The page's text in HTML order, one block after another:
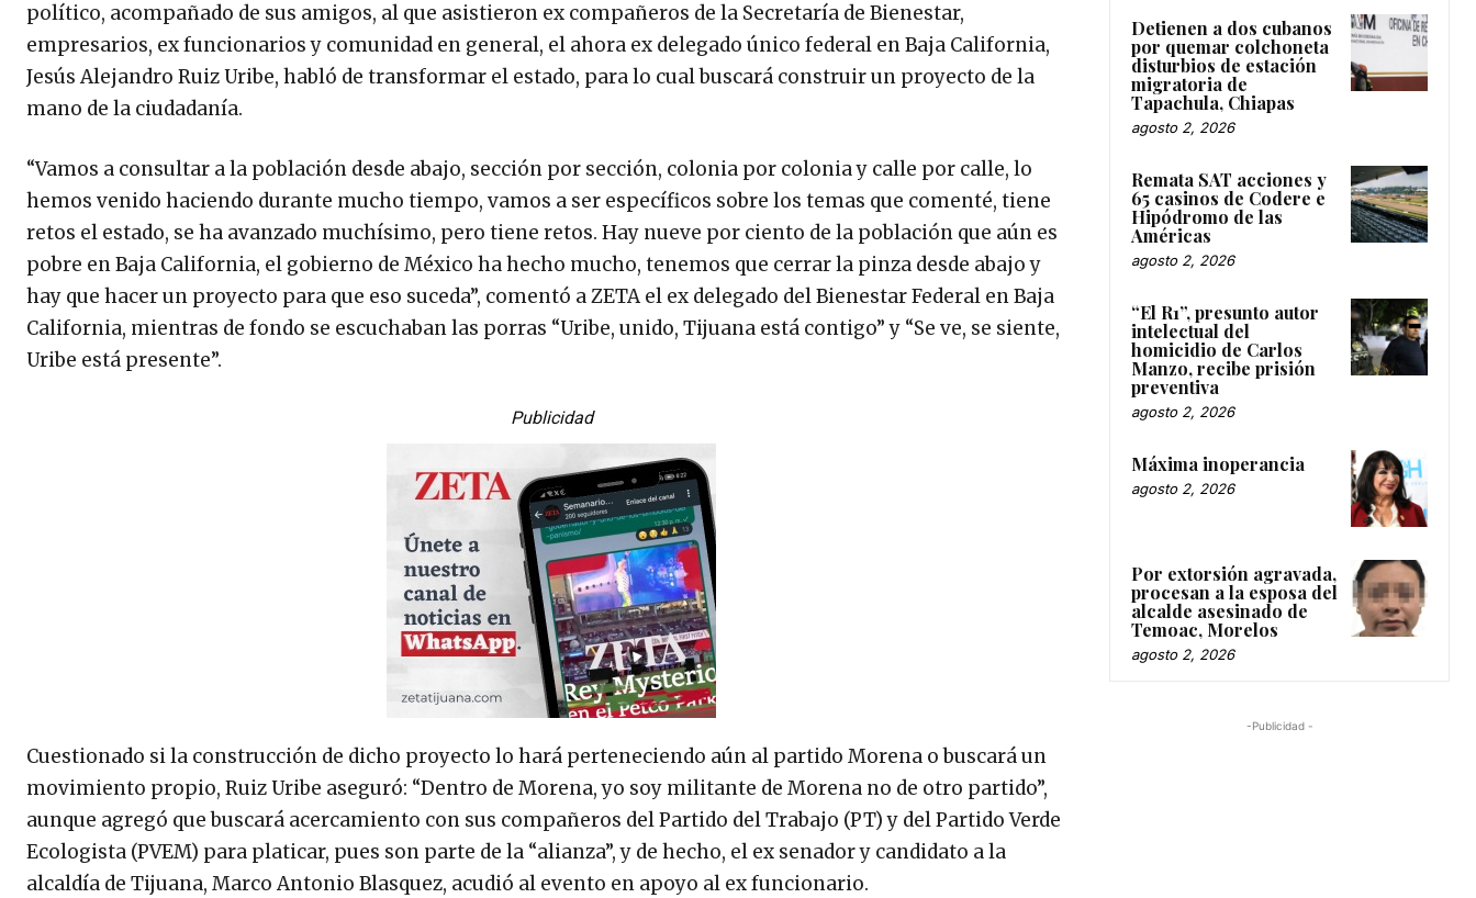
político, acompañado de sus amigos, al que asistieron ex compañeros de la Secretaría de Bienestar,
empresarios, ex funcionarios y comunidad en general, el ahora ex delegado único federal en Baja California,
Jesús Alejandro Ruiz Uribe, habló de transformar el estado, para lo cual buscará construir un proyecto de la
mano de la ciudadanía.
“Vamos a consultar a la población desde abajo, sección por sección, colonia por colonia y calle por calle, lo
hemos venido haciendo durante mucho tiempo, vamos a ser específicos sobre los temas que comenté, tiene
retos el estado, se ha avanzado muchísimo, pero tiene retos. Hay nueve por ciento de la población que aún es
pobre en Baja California, el gobierno de México ha hecho mucho, tenemos que cerrar la pinza desde abajo y
hay que hacer un proyecto para que eso suceda”, comentó a ZETA el ex delegado del Bienestar Federal en Baja
California, mientras de fondo se escuchaban las porras “Uribe, unido, Tijuana está contigo” y “Se ve, se siente,
Uribe está presente”.
Publicidad
Cuestionado si la construcción de dicho proyecto lo hará perteneciendo aún al partido Morena o buscará un
movimiento propio, Ruiz Uribe aseguró: “Dentro de Morena, yo soy militante de Morena no de otro partido”,
aunque agregó que buscará acercamiento con sus compañeros del Partido del Trabajo (PT) y del Partido Verde
Ecologista (PVEM) para platicar, pues son parte de la “alianza”, y de hecho, el ex senador y candidato a la
alcaldía de Tijuana, Marco Antonio Blasquez, acudió al evento en apoyo al ex funcionario.
Detienen a dos cubanos
por quemar colchoneta
disturbios de estación
migratoria de
Tapachula, Chiapas
agosto 2, 2026
Remata SAT acciones y
65 casinos de Codere e
Hipódromo de las
Américas
agosto 2, 2026
“El R1”, presunto autor
intelectual del
homicidio de Carlos
Manzo, recibe prisión
preventiva
agosto 2, 2026
Máxima inoperancia
agosto 2, 2026
Por extorsión agravada,
procesan a la esposa del
alcalde asesinado de
Temoac, Morelos
agosto 2, 2026
-Publicidad -